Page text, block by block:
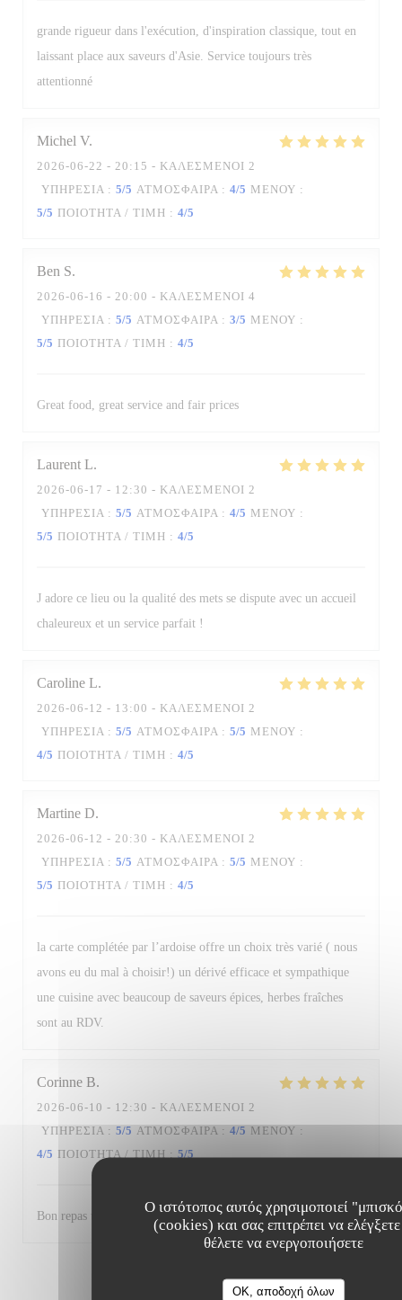
Ο ιστότοπος αυτός χρησιμοποιεί
(cookies) και σας επιτρέπει να ελέγξετε
θέλετε να ενεργοποιήσετε
OK, αποδοχή όλων
grande rigueur dans l'exécution, d'inspiration classique, tout en
laissant place aux saveurs d'Asie. Service toujours très
attentionné
Michel V
2026-06-22 - 20:15 - ΚΑΛΕΣΜΈΝΟΙ 2
ΥΠΗΡΕΣΊΑ : 5/5 ΑΤΜΌΣΦΑΙΡΑ : 4/5 ΜΕΝΟΎ :
5/5 ΠΟΙΌΤΗΤΑ / ΤΙΜΉ : 4/5
Ben S
2026-06-16 - 20:00 - ΚΑΛΕΣΜΈΝΟΙ 4
ΥΠΗΡΕΣΊΑ : 5/5 ΑΤΜΌΣΦΑΙΡΑ : 3/5 ΜΕΝΟΎ :
5/5 ΠΟΙΌΤΗΤΑ / ΤΙΜΉ : 4/5
Great food, great service and fair prices
Laurent L
2026-06-17 - 12:30 - ΚΑΛΕΣΜΈΝΟΙ 2
ΥΠΗΡΕΣΊΑ : 5/5 ΑΤΜΌΣΦΑΙΡΑ : 4/5 ΜΕΝΟΎ :
5/5 ΠΟΙΌΤΗΤΑ / ΤΙΜΉ : 4/5
J adore ce lieu ou la qualité des mets se dispute avec un accueil
chaleureux et un service parfait !
Caroline L
2026-06-12 - 13:00 - ΚΑΛΕΣΜΈΝΟΙ 2
ΥΠΗΡΕΣΊΑ : 5/5 ΑΤΜΌΣΦΑΙΡΑ : 5/5 ΜΕΝΟΎ :
4/5 ΠΟΙΌΤΗΤΑ / ΤΙΜΉ : 4/5
Martine D
2026-06-12 - 20:30 - ΚΑΛΕΣΜΈΝΟΙ 2
ΥΠΗΡΕΣΊΑ : 5/5 ΑΤΜΌΣΦΑΙΡΑ : 5/5 ΜΕΝΟΎ :
5/5 ΠΟΙΌΤΗΤΑ / ΤΙΜΉ : 4/5
la carte complétée par l’ardoise offre un choix très varié ( nous
avons eu du mal à choisir!) un dérivé efficace et sympathique
une cuisine avec beaucoup de saveurs épices, herbes fraîches
sont au RDV.
Corinne B
2026-06-10 - 12:30 - ΚΑΛΕΣΜΈΝΟΙ 2
ΥΠΗΡΕΣΊΑ : 5/5 ΑΤΜΌΣΦΑΙΡΑ : 4/5 ΜΕΝΟΎ :
4/5 ΠΟΙΌΤΗΤΑ / ΤΙΜΉ: 5/5
Bon repas un midi.Service efficace agréable et attentionné.
La Table des Oliviers